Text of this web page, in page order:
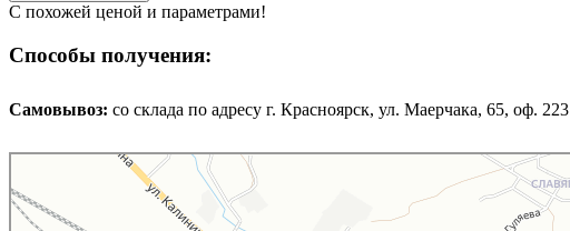
С похожей ценой и параметрами!
Способы получения:
Самовывоз: cо склада по адресу г. Красноярск, ул. Маерчака, 65, оф. 223 ​